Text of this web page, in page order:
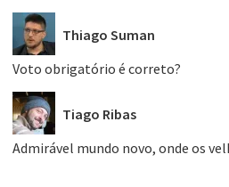
Thiago Suman
Voto obrigatório é correto?
Tiago Ribas
Admirável mundo novo, onde os